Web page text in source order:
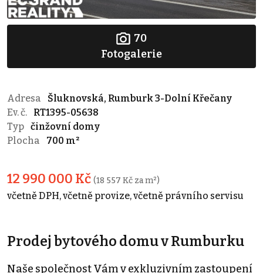
70
Fotogalerie
Adresa
Šluknovská, Rumburk 3-Dolní Křečany
Ev. č.
RT1395-05638
Typ činžovní domy
Plocha
700 m²
12 990 000 Kč (18 557 Kč za m²)
včetně DPH, včetně provize, včetně právního servisu
Prodej bytového domu v Rumburku
Naše společnost Vám v exkluzivním zastoupení